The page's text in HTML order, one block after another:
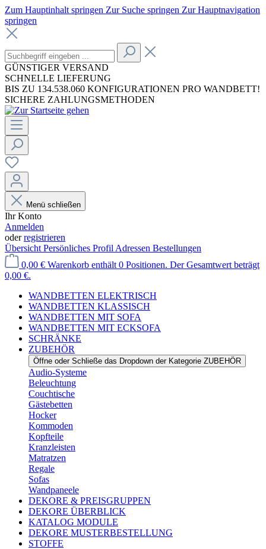
Zum Hauptinhalt springen Zur Suche springen Zur Hauptnavigation
springen
GÜNSTIGER VERSAND
SCHNELLE LIEFERUNG
BIS ZU 134.538.060 KONFIGURATIONEN PRO WANDBETT!
SICHERE ZAHLUNGSMETHODEN
Menü schließen
Ihr Konto
Anmelden
oderregistrieren
Übersicht Persönliches Profil Adressen Bestellungen
0,00 € Warenkorb enthält 0 Positionen. Der Gesamtwert beträgt
0,00 €.
WANDBETTEN ELEKTRISCH
WANDBETTEN KLASSISCH
WANDBETTEN MIT SOFA
WANDBETTEN MIT ECKSOFA
SCHRÄNKE
ZUBEHÖR
Öffne oder Schließe das Dropdown der Kategorie ZUBEHÖR
Audio-Systeme
Beleuchtung
Couchtische
Gästebetten
Hocker
Kommoden
Kopfteile
Kranzleisten
Matratzen
Regale
Sofas
Wandpaneele
DEKORE & PREISGRUPPEN
DEKORE ÜBERBLICK
KATALOG MODULE
DEKORE MUSTERBESTELLUNG
STOFFE